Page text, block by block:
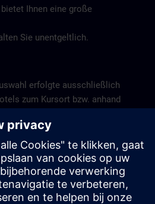
Ihnen eine große
Sie unentgeltlich.
erfolgte ausschließlich
zum Kursort bzw. anhand
um Siemens-
wir für die Qualität der